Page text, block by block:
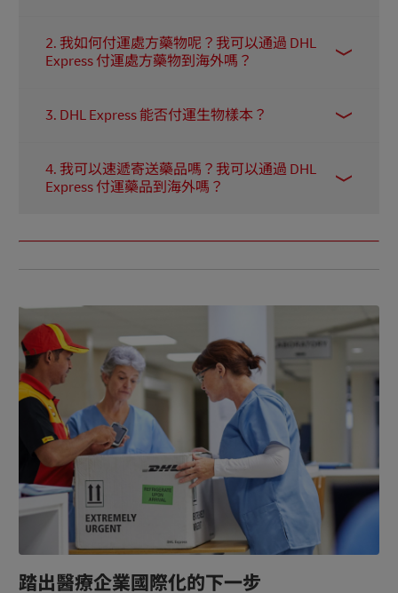
醫療設備和藥品，並透過 DHL Express 的 Medical
Express 服務將它們付運到海外。
體取決於藥物或設備的類型。然後，確保物件的
撞。考慮使用聚苯乙烯泡沫塑膠花生、氣泡膜或
其他合適的材料作為額外保護材料，可在運輸過
2. 我如何付運處方藥物呢？我可以通過 DHL
Express 付運處方藥物到海外嗎？
您便可以通過 DHL Express 運送處方藥物和藥品
Express 將派遣專業團隊評估您在香港的營運場
所，以確保場所符合所有處理此類貨件的安全法
3. DHL Express 能否付運生物樣本？
案，我們的 Medical Express 服務確保您可安全合
規地付運生物樣本到海外。我們專業的生命科學
確保您的樣品得到最謹慎的處理，並遵守所有當
4. 我可以速遞寄送藥品嗎？我可以通過 DHL
Express 付運藥品到海外嗎？
Express 醫療速遞服務速遞藥品到海外，但根據藥
品類型和目的地國家/地區，可能會有某些限制和
為獲得批准的企業處理、付運及派送藥品和醫療
器械 (包括處方藥品) 。我們的團隊將協助您完成
必要的文件，並確保您的貨件符合所有相關的法
規。
踏出醫療企業國際化的下一步